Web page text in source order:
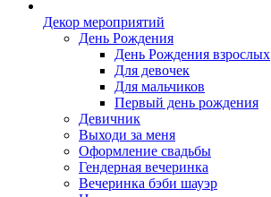
Декор мероприятий
День Рождения
День Рождения взрослых
Для девочек
Для мальчиков
Первый день рождения
Девичник
Выходи за меня
Оформление свадьбы
Гендерная вечеринка
Вечеринка бэби шауэр